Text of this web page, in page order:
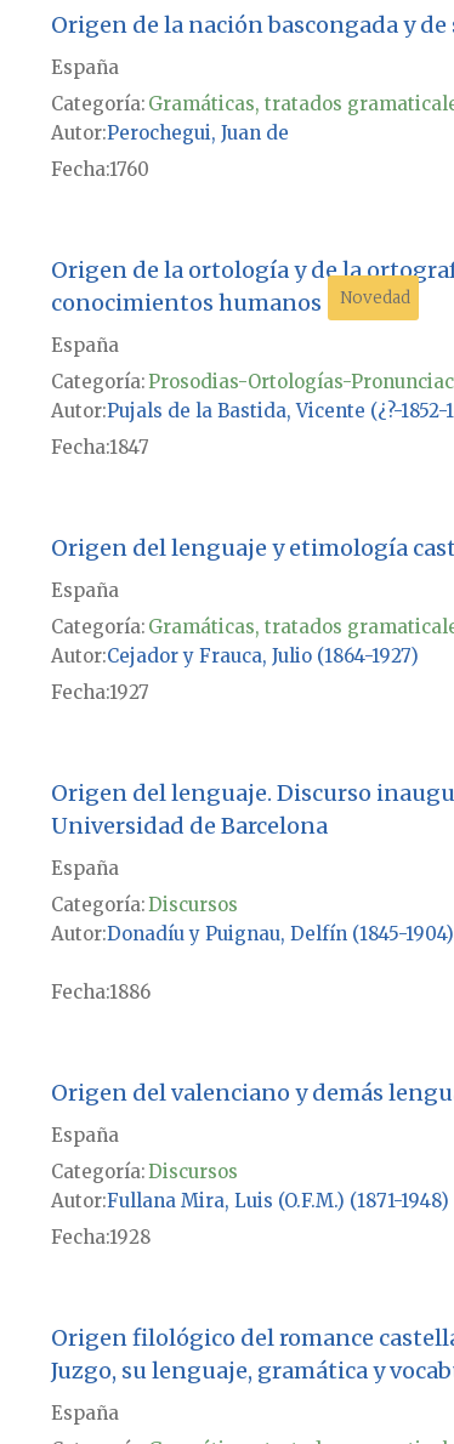
Origen de la nación bascongada y
España
Categoría: Gramáticas, tratados
Autor Perochegui, Juan de
Fecha1760
Origen de la ortología y de la
conocimientos humanos
Novedad
España
Categoría:Prosodias-Ortologías-
Autor Pujals de la Bastida, Vicente (¿?-1852-
Fecha1847
Origen del lenguaje y etimología
España
Categoría: Gramáticas, tratados
Autor Cejador y Frauca, Julio (1864-1927)
Fecha1927
Origen del lenguaje. Discurso
Universidad de Barcelona
España
Categoría:Discursos
Autor Donadíu y Puignau, Delfín (1845-1904)
Fecha1886
Origen del valenciano y demás
España
Categoría:Discursos
Autor Fullana Mira, Luis (O.F.M.) (1871-1948)
Fecha1928
Origen filológico del romance
Juzgo, su lenguaje, gramática y
España